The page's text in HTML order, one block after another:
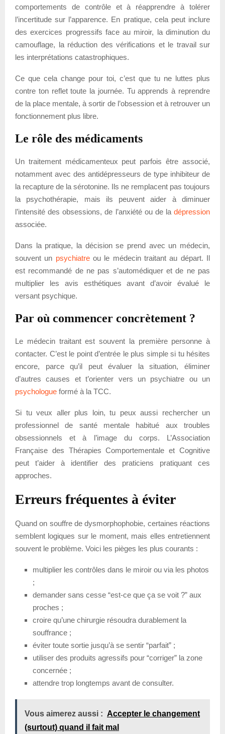
comportements de contrôle et à réapprendre à tolérer
l’incertitude sur l’apparence. En pratique, cela peut inclure
des exercices progressifs face au miroir, la diminution du
camouflage, la réduction des vérifications et le travail sur
les interprétations catastrophiques.
Ce que cela change pour toi, c’est que tu ne luttes plus
contre ton reflet toute la journée. Tu apprends à reprendre
de la place mentale, à sortir de l’obsession et à retrouver un
fonctionnement plus libre.
Le rôle des médicaments
Un traitement médicamenteux peut parfois être associé,
notamment avec des antidépresseurs de type inhibiteur de
la recapture de la sérotonine. Ils ne remplacent pas toujours
la psychothérapie, mais ils peuvent aider à diminuer
l’intensité des obsessions, de l’anxiété ou de la dépression
associée.
Dans la pratique, la décision se prend avec un médecin,
souvent un psychiatreou le médecin traitant au départ. Il
est recommandé de ne pas s’automédiquer et de ne pas
multiplier les avis esthétiques avant d’avoir évalué le
versant psychique.
Par où commencer concrètement ?
Le médecin traitant est souvent la première personne à
contacter. C’est le point d’entrée le plus simple si tu hésites
encore, parce qu’il peut évaluer la situation, éliminer
d’autres causes et t’orienter vers un psychiatre ou un
psychologue formé à la TCC.
Si tu veux aller plus loin, tu peux aussi rechercher un
professionnel de santé mentale habitué aux troubles
obsessionnels et à l’image du corps. L’Association
Française des Thérapies Comportementale et Cognitive
peut t’aider à identifier des praticiens pratiquant ces
approches.
Erreurs fréquentes à éviter
Quand on souffre de dysmorphophobie, certaines réactions
semblent logiques sur le moment, mais elles entretiennent
souvent le problème. Voici les pièges les plus courants :
multiplier les contrôles dans le miroir ou via les photos
;
demander sans cesse “est-ce que ça se voit ?” aux
proches ;
croire qu’une chirurgie résoudra durablement la
souffrance ;
éviter toute sortie jusqu’à se sentir “parfait” ;
utiliser des produits agressifs pour “corriger” la zone
concernée ;
attendre trop longtemps avant de consulter.
Vous aimerez aussi : Accepter le changement
(surtout) quand il fait mal